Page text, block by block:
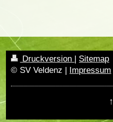
Druckversion | Sitemap
© SV Veldenz | Impressum
↑